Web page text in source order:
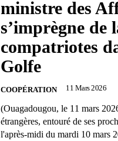
ministre des
s’imprègne de
compatriotes
Golfe
COOPÉRATION 11 Mars 2026
(Ouagadougou, le 11 mars
étrangères, entouré de ses
l'après-midi du mardi 10 mars